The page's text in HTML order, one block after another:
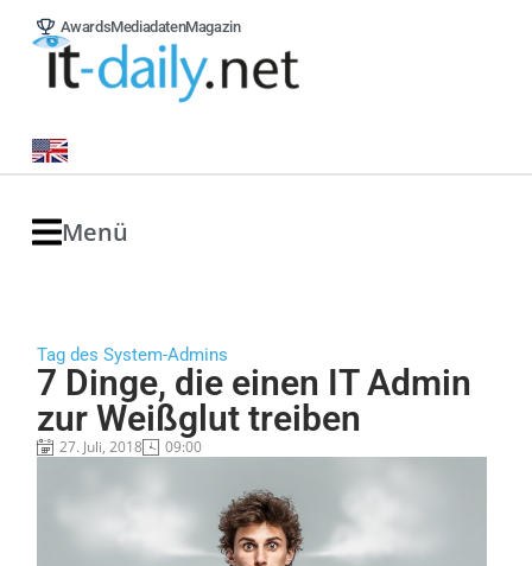
AwardsMediadatenMagazin
Menü
Tag des System-Admins
7 Dinge, die einen IT Admin
zur Weißglut treiben
27. Juli, 2018 09:00